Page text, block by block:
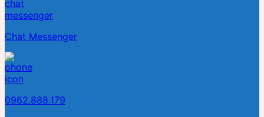
Chat Messenger
0962.888.179